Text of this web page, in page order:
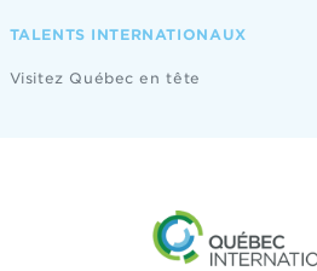
TALENTS INTERNATIONAUX
Visitez Québec en tête